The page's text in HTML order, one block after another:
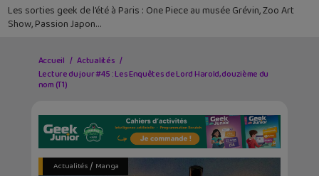
Les sorties geek de l’été à Paris : One Piece au musée Grévin, Zoo Art
Show, Passion Japon…
Accueil
Actualités
Lecture du jour #45 : Les Enquêtes de Lord Harold, douzième du
nom (T1)
Actualités/ Manga